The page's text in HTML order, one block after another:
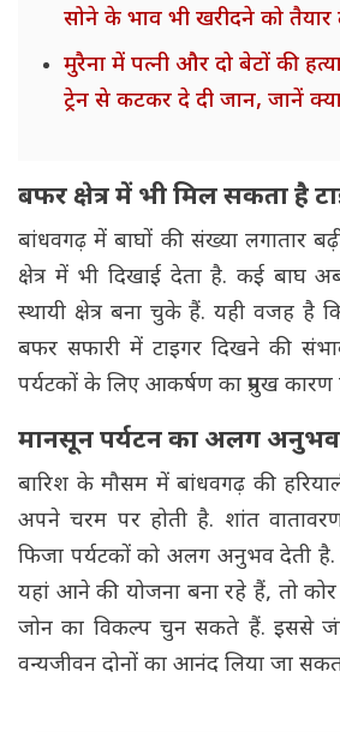
सोने के भाव भी खरीदने को
मुरैना में पत्नी और दो बेटों की
ट्रेन से कटकर दे दी जान, जानें
बफर क्षेत्र में भी मिल सकता है
बांधवगढ़ में बाघों की संख्या लगातार
क्षेत्र में भी दिखाई देता है. कई बाघ
स्थायी क्षेत्र बना चुके हैं. यही वजह है
बफर सफारी में टाइगर दिखने की
पर्यटकों के लिए आकर्षण का प्रमुख कारण
मानसून पर्यटन का अलग अनुभव
बारिश के मौसम में बांधवगढ़ की
अपने चरम पर होती है. शांत
फिजा पर्यटकों को अलग अनुभव देती
यहां आने की योजना बना रहे हैं, तो
जोन का विकल्प चुन सकते हैं. इससे
वन्यजीवन दोनों का आनंद लिया जा